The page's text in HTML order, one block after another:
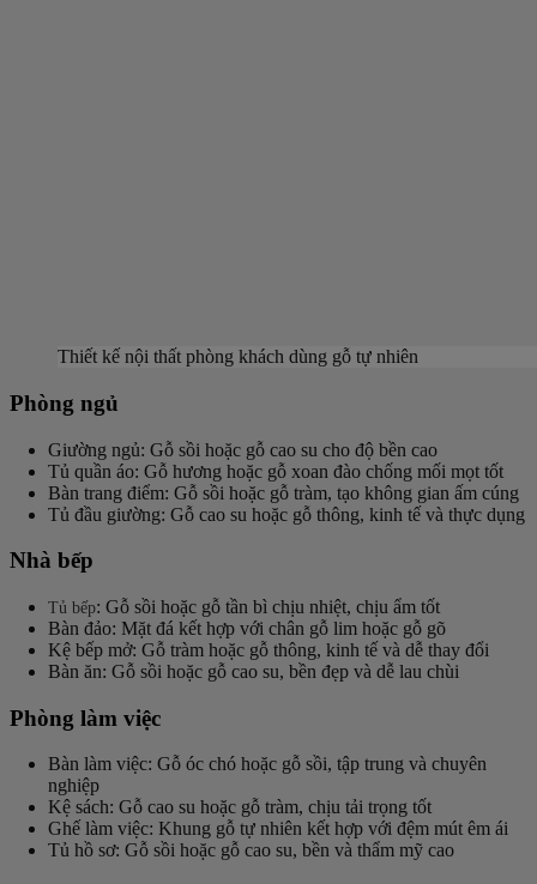
Thiết kế nội thất phòng khách dùng gỗ tự nhiên
Phòng ngủ
Giường ngủ: Gỗ sồi hoặc gỗ cao su cho độ bền cao
Tủ quần áo: Gỗ hương hoặc gỗ xoan đào chống mối mọt tốt
Bàn trang điểm: Gỗ sồi hoặc gỗ tràm, tạo không gian ấm cúng
Tủ đầu giường: Gỗ cao su hoặc gỗ thông, kinh tế và thực dụng
Nhà bếp
Tủ bếp: Gỗ sồi hoặc gỗ tần bì chịu nhiệt, chịu ẩm tốt
Bàn đảo: Mặt đá kết hợp với chân gỗ lim hoặc gỗ gõ
Kệ bếp mở: Gỗ tràm hoặc gỗ thông, kinh tế và dễ thay đổi
Bàn ăn: Gỗ sồi hoặc gỗ cao su, bền đẹp và dễ lau chùi
Phòng làm việc
Bàn làm việc: Gỗ óc chó hoặc gỗ sồi, tập trung và chuyên
nghiệp
Kệ sách: Gỗ cao su hoặc gỗ tràm, chịu tải trọng tốt
Ghế làm việc: Khung gỗ tự nhiên kết hợp với đệm mút êm ái
Tủ hồ sơ: Gỗ sồi hoặc gỗ cao su, bền và thẩm mỹ cao